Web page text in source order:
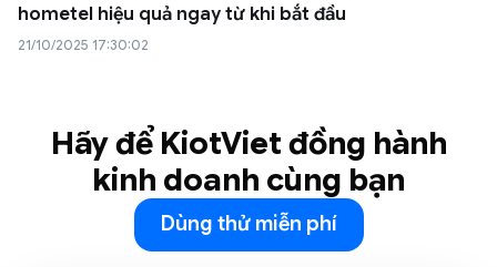
hometel hiệu quả ngay từ khi bắt đầu
21/10/2025 17:30:02
Hãy để KiotViet đồng hành
kinh doanh cùng bạn
Dùng thử miễn phí